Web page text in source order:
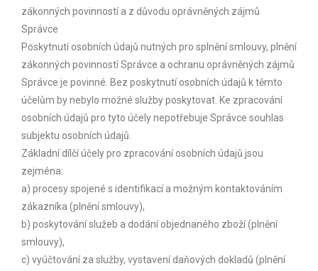
zákonných povinností a z důvodu oprávněných zájmů
Správce
Poskytnutí osobních údajů nutných pro splnění smlouvy, plnění
zákonných povinností Správce a ochranu oprávněných zájmů
Správce je povinné. Bez poskytnutí osobních údajů k těmto
účelům by nebylo možné služby poskytovat. Ke zpracování
osobních údajů pro tyto účely nepotřebuje Správce souhlas
subjektu osobních údajů.
Základní dílčí účely pro zpracování osobních údajů jsou
zejména:
a) procesy spojené s identifikací a možným kontaktováním
zákazníka (plnění smlouvy),
b) poskytování služeb a dodání objednaného zboží (plnění
smlouvy),
c) vyúčtování za služby, vystavení daňových dokladů (plnění